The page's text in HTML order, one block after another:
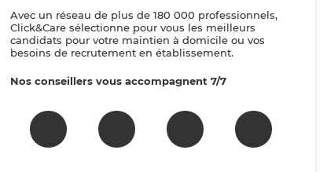
Avec un réseau de plus de 180 000 professionnels,
Click&Care sélectionne pour vous les meilleurs
candidats pour votre maintien à domicile ou vos
besoins de recrutement en établissement.
Nos conseillers vous accompagnent 7/7